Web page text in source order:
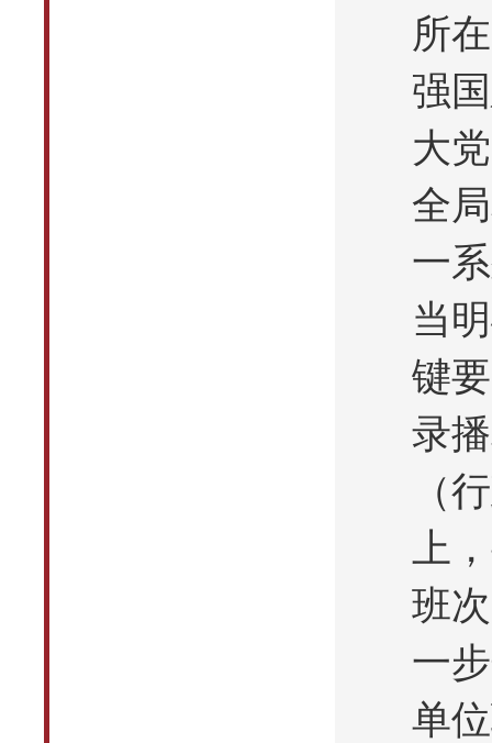
所
强
大
全
一
当
键
录
（
上
班
一
单